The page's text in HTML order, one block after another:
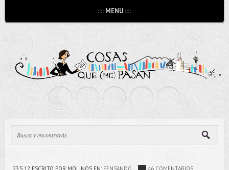
:::: MENU ::::
23.5.12 ESCRITO POR MOLINOS EN: PENSANDO.. 46 COMENTARIOS